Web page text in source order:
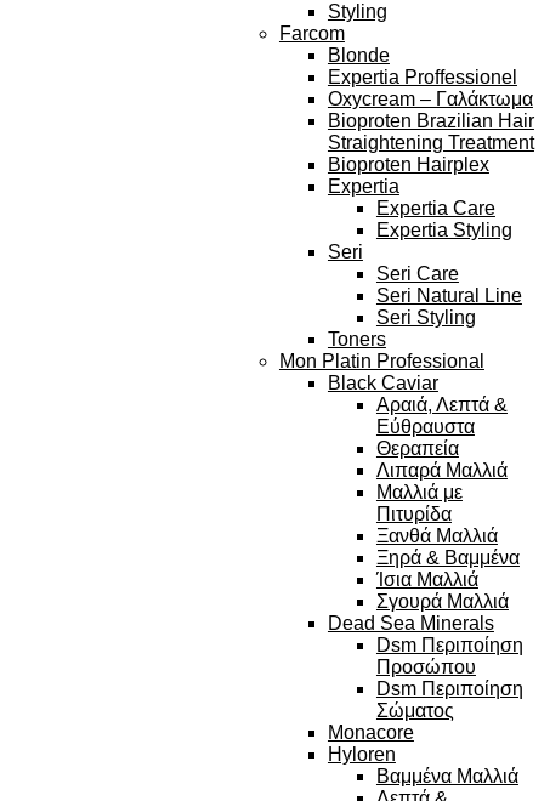
Styling
Farcom
Blonde
Expertia Proffessionel
Oxycream – Γαλάκτωμα
Bioproten Brazilian Hair
Straightening Treatment
Bioproten Hairplex
Expertia
Expertia Care
Expertia Styling
Seri
Seri Care
Seri Natural Line
Seri Styling
Toners
Mon Platin Professional
Black Caviar
Αραιά, Λεπτά &
Εύθραυστα
Θεραπεία
Λιπαρά Μαλλιά
Μαλλιά με
Πιτυρίδα
Ξανθά Μαλλιά
Ξηρά & Βαμμένα
Ίσια Μαλλιά
Σγουρά Μαλλιά
Dead Sea Minerals
Dsm Περιποίηση
Προσώπου
Dsm Περιποίηση
Σώματος
Monacore
Hyloren
Βαμμένα Μαλλιά